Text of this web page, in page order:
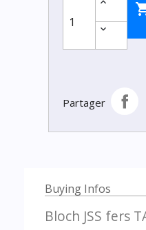
Partager
Buying Infos
Bloch JSS fers